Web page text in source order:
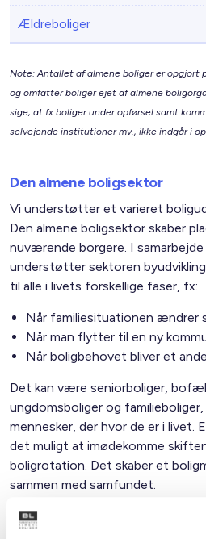
Ældreboliger
Note: Antallet af almene boliger er opgjort
og omfatter boliger ejet af almene
sige, at fx boliger under opførsel samt
selvejende institutioner mv., ikke indgår i
Den almene boligsektor
Vi understøtter et varieret
Den almene boligsektor skaber
nuværende borgere. I
understøtter sektoren
til alle i livets forskellige faser, fx:
Når familiesituationen ændrer
Når man flytter til en ny
Når boligbehovet bliver et
Det kan være seniorboliger,
ungdomsboliger og
mennesker, der hvor de er i livet.
det muligt at imødekomme
boligrotation. Det skaber et
sammen med samfundet.
Familietyper i de almene